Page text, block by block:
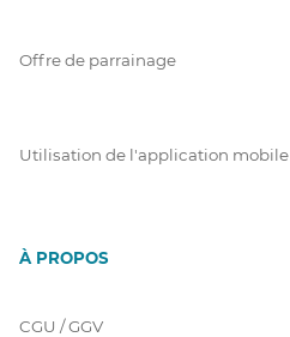
Offre de parrainage
Utilisation de l'application mobile
À PROPOS
CGU / GGV